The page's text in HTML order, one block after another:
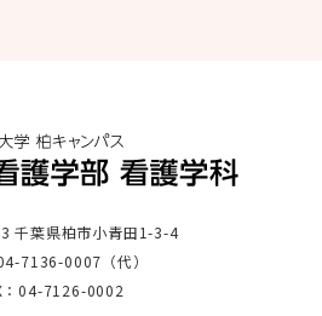
千葉県柏市小青田1-3-4
7136-0007（代）
：04-7126-0002